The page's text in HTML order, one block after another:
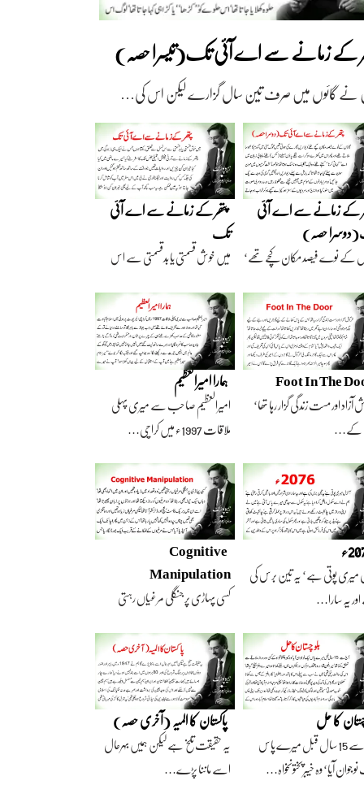
کے زمانے سے اے آئی تک(تیسرا حصہ)
نے گائوں میں صرف تین سال گزارے لیکن اس کی…
کے زمانے سے اے آئی
حصہ)
کے نوے فیصد مکان کچے تھے‘
پتھر کے زمانے سے اے آئی
تک
میں خوش قسمتی یا بدقسمتی سے اس
Foot In The
آزاد اور مست زندگی گزار رہا تھا‘
کے…
ہمارا امیرالعظیم
امیرالعظیم صاحب سے میری پہلی
ملاقات 1997ء میں کراچی…
میری پوتی ہے‘ یہ تین برس کی
یہ سارا…
Cognitive
Manipulation
کسی پہاڑی پر جنگلی مرغیاں رہتی
کا حل
آج سے 15 سال قبل میرے پاس
آیا‘ وہ خیبرپختونخواہ…
پاکستان کا المیہ (آخری حصہ)
یہ حقیقت تلخ ہے لیکن ہمیں بہرحال
اسے ماننا پڑے…